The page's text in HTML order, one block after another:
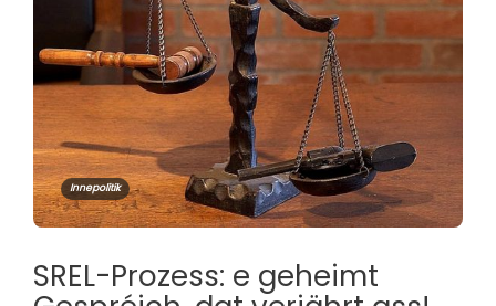
Innepolitik
SREL-Prozess: e geheimt